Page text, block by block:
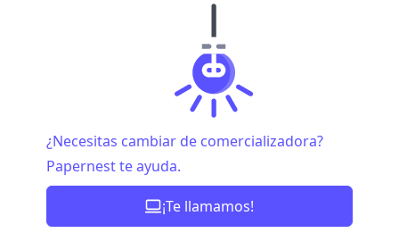
¿Necesitas cambiar de comercializadora?
Papernest te ayuda.
¡Te llamamos!